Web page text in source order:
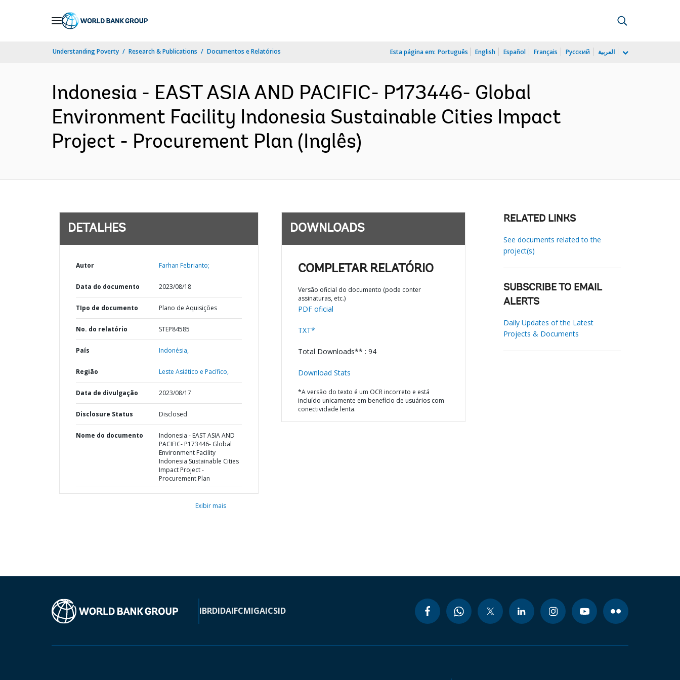
Understanding Poverty Research & Publications Documentos e Relatórios Esta página em: Português English Español Français Русский العربية
Indonesia - EAST ASIA AND PACIFIC- P173446- Global
Environment Facility Indonesia Sustainable Cities Impact
Project - Procurement Plan (Inglês)
DETALHES
Autor Farhan Febrianto;
Data do documento 2023/08/18
TIpo de documento Plano de Aquisições
No. do relatório STEP84585
País Indonésia,
Região Leste Asiático e Pacífico,
Data de divulgação 2023/08/17
Disclosure Status Disclosed
Nome do documento
Indonesia - EAST ASIA AND
PACIFIC- P173446- Global
Environment Facility
Indonesia Sustainable Cities
Impact Project -
Procurement Plan
Exibir mais
DOWNLOADS
COMPLETAR RELATÓRIO
Versão oficial do documento (pode conter
assinaturas, etc.)
PDF oficial
TXT*
Total Downloads** : 94
Download Stats
*A versão do texto é um OCR incorreto e está
incluído unicamente em benefício de usuários com
conectividade lenta.
RELATED LINKS
See documents related to the
project(s)
SUBSCRIBE TO EMAIL
ALERTS
Daily Updates of the Latest
Projects & Documents
IBRDIDAIFCMIGAICSID